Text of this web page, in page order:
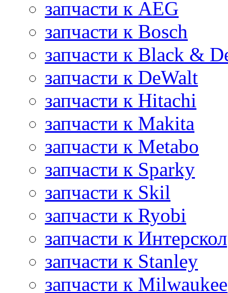
запчасти к AEG
запчасти к Bosch
запчасти к Black &
запчасти к DeWalt
запчасти к Hitachi
запчасти к Makita
запчасти к Metabo
запчасти к Sparky
запчасти к Skil
запчасти к Ryobi
запчасти к Интерскол
запчасти к Stanley
запчасти к Milwaukee